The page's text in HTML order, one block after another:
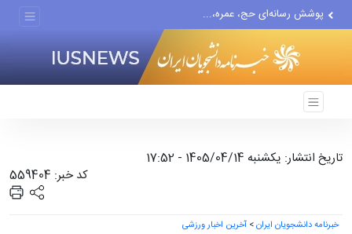
پوشش رسانه‌ای حج، عمره،...
هیچ واحد تولیدی در تهران...
گزارش رسانه آمریکایی از...
تاریخ انتشار: یکشنبه 1405/04/14 - 17:52
کد خبر: 559404
خبرنامه دانشجویان ایران> آخرین اخبار ورزشی